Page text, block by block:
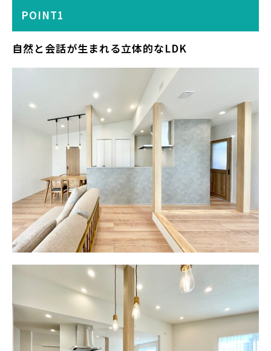
POINT1
自然と会話が生まれる立体的なLDK